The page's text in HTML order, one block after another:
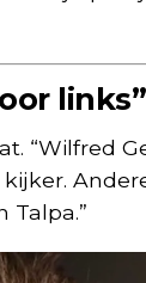
links”
“Wilfred
Talpa.”